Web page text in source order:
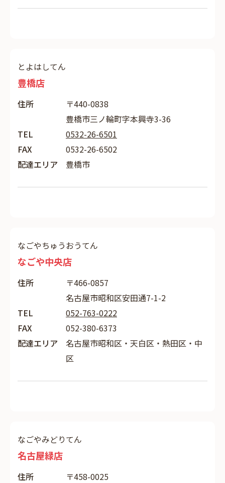
とよはしてん
豊橋店
住所
〒440-0838
豊橋市三ノ輪町字本興寺3-36
TEL
0532-26-6501
FAX
0532-26-6502
配達エリア
豊橋市
なごやちゅうおうてん
なごや中央店
住所
〒466-0857
名古屋市昭和区安田通7-1-2
TEL
052-763-0222
FAX
052-380-6373
配達エリア
名古屋市昭和区・天白区・熱田区・中
区
なごやみどりてん
名古屋緑店
住所 〒458-0025